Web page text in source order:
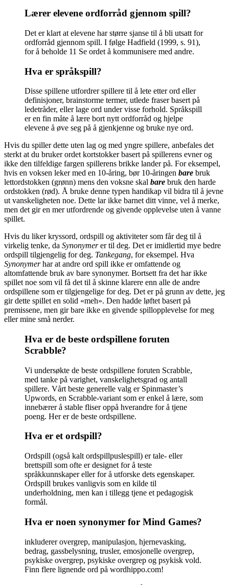
Lærer elevene ordforråd gjennom spill?
Det er klart at elevene har større sjanse til å bli utsatt for
ordforråd gjennom spill. I følge Hadfield (1999, s. 91),
for å beholde 11 Se ordet å kommunisere med andre.
Hva er språkspill?
Disse spillene utfordrer spillere til å lete etter ord eller
definisjoner, brainstorme termer, utlede fraser basert på
ledetråder, eller lage ord under visse forhold. Språkspill
er en fin måte å lære bort nytt ordforråd og hjelpe
elevene å øve seg på å gjenkjenne og bruke nye ord.
Hvis du spiller dette uten lag og med yngre spillere, anbefales det
sterkt at du bruker ordet kortstokker basert på spillerens evner og
ikke den tilfeldige fargen spillerens brikke lander på. For eksempel,
hvis en voksen leker med en 10-åring, bør 10-åringen bare bruk
lettordstokken (grønn) mens den voksne skal bare bruk den harde
ordstokken (rød). Å bruke denne typen handikap vil bidra til å jevne
ut vanskeligheten noe. Dette lar ikke barnet ditt vinne, vel å merke,
men det gir en mer utfordrende og givende opplevelse uten å vanne
spillet.
Hvis du liker kryssord, ordspill og aktiviteter som får deg til å
virkelig tenke, da Synonymerer til deg. Det er imidlertid mye bedre
ordspill tilgjengelig for deg. Tankegang, for eksempel. Hva
Synonymerhar at andre ord spill ikke er omfattende og
altomfattende bruk av bare synonymer. Bortsett fra det har ikke
spillet noe som vil få det til å skinne klarere enn alle de andre
ordspillene som er tilgjengelige for deg. Det er på grunn av dette, jeg
gir dette spillet en solid «meh». Den hadde løftet basert på
premissene, men gir bare ikke en givende spillopplevelse for meg
eller mine små nerder.
Hva er de beste ordspillene foruten
Scrabble?
Vi undersøkte de beste ordspillene foruten Scrabble,
med tanke på varighet, vanskelighetsgrad og antall
spillere. Vårt beste generelle valg er Spinmaster’s
Upwords, en Scrabble-variant som er enkel å lære, som
innebærer å stable fliser oppå hverandre for å tjene
poeng. Her er de beste ordspillene.
Hva er et ordspill?
Ordspill (også kalt ordspillpuslespill) er tale- eller
brettspill som ofte er designet for å teste
språkkunnskaper eller for å utforske dets egenskaper.
Ordspill brukes vanligvis som en kilde til
underholdning, men kan i tillegg tjene et pedagogisk
formål.
Hva er noen synonymer for Mind Games?
inkluderer overgrep, manipulasjon, hjernevasking,
bedrag, gassbelysning, trusler, emosjonelle overgrep,
psykiske overgrep, psykiske overgrep og psykisk vold.
Finn flere lignende ord på wordhippo.com!